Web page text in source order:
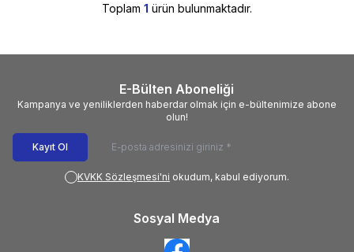
Toplam 1 ürün bulunmaktadır.
E-Bülten Aboneliği
Kampanya ve yeniliklerden haberdar olmak için e-bültenimize abone
olun!
Kayıt Ol
KVKK Sözleşmesi'ni okudum, kabul ediyorum.
Sosyal Medya